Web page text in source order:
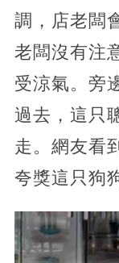
調，店老闆
老闆沒有注
受涼氣。旁
過去，這只
走。網友看
夸獎這只狗